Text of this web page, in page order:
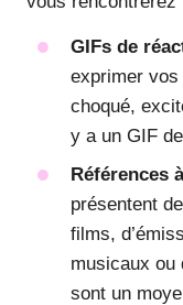
GIFs de
exprimer
choqué,
y a un GIF
Références
présentent
films,
musicaux ou
sont un